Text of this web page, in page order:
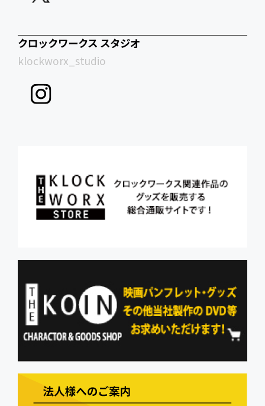
クロックワークス スタジオ
klockworx_studio